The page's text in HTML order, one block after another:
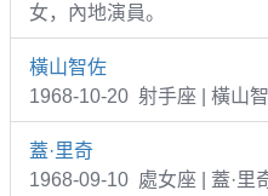
女，內地演員。
橫山智佐
1968-10-20 射手座 | 橫山
蓋·里奇
1968-09-10 處女座 | 蓋·里